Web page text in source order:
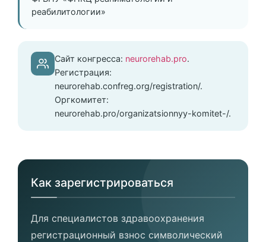
реабилитологии»
Сайт конгресса: neurorehab.pro.
Регистрация:
neurorehab.confreg.org/registration/.
Оргкомитет:
neurorehab.pro/organizatsionnyy-komitet-/.
Как зарегистрироваться
Для специалистов здравоохранения
регистрационный взнос символический